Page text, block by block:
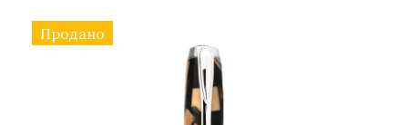
Продано